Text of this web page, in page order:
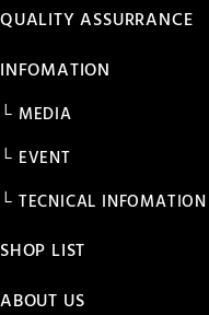
QUALITY ASSURRANCE
INFOMATION
MEDIA
EVENT
TECNICAL INFOMATION
SHOP LIST
ABOUT US